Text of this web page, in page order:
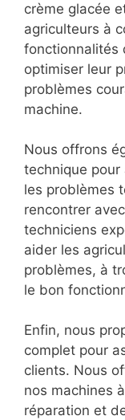
crème glacée
agriculteurs à
fonctionnalités
optimiser leur
problèmes
machine.
Nous offrons
technique pour
les problèmes
rencontrer
techniciens
aider les
problèmes, à
le bon
Enfin, nous
complet pour
clients. Nous
nos machines
réparation et